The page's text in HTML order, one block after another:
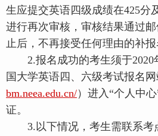
生应提交英语四级成绩在425分
进行再次审核，审核结果通过
止后，不再接受任何理由的补报
2.报名成功的考生须于2020
国大学英语四、六级考试报名网
bm.neea.edu.cn/）进入“个人中
证。
3.以下情况，考生需联系考